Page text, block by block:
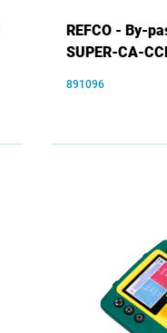
REFCO - By-
SUPER-CA-
891096